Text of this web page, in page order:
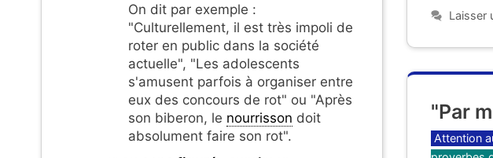
On dit par exemple :
"Culturellement, il est très impoli de
roter en public dans la société
actuelle", "Les adolescents
s'amusent parfois à organiser entre
eux des concours de rot" ou "Après
son biberon, le nourrisson doit
absolument faire son rot".
Laisser
"Par
Catégories
Attention